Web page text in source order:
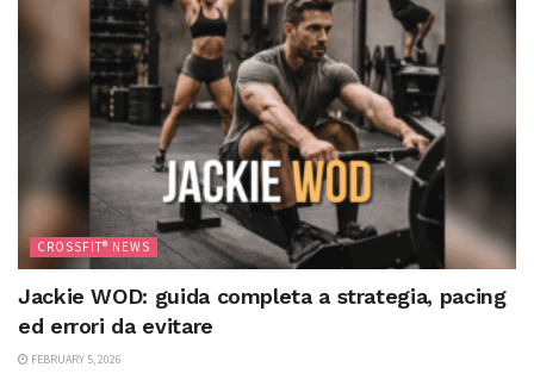
CROSSFIT® NEWS
Jackie WOD: guida completa a strategia, pacing
ed errori da evitare
FEBRUARY 5, 2026